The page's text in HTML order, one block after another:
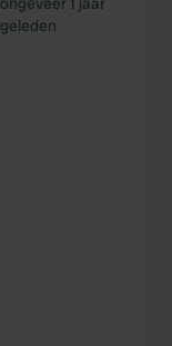
geleden